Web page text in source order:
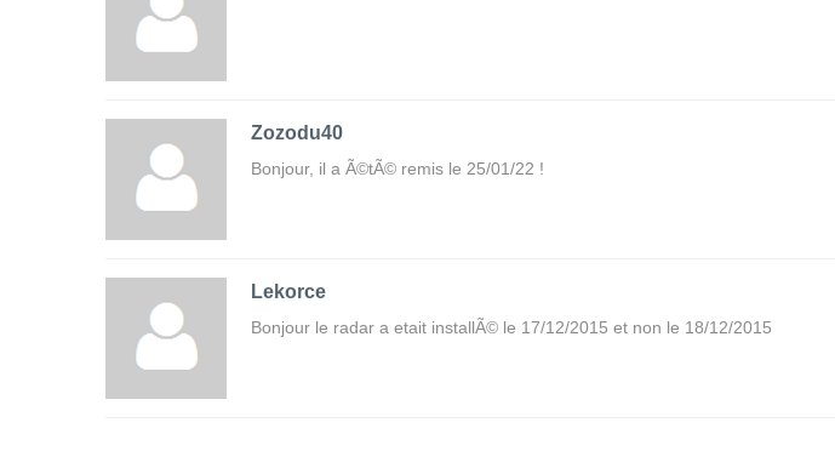
Zozodu40
Bonjour, il a Ã©tÃ© remis le 25/01/22 !
Lekorce
Bonjour le radar a etait installÃ© le 17/12/2015 et non le 18/12/2015